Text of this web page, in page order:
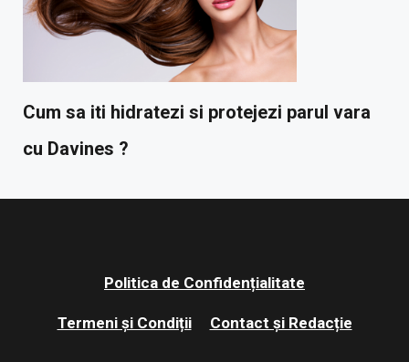
Cum sa iti hidratezi si protejezi parul vara
cu Davines ?
Politica de Confidențialitate
Termeni și Condiții Contact și Redacție